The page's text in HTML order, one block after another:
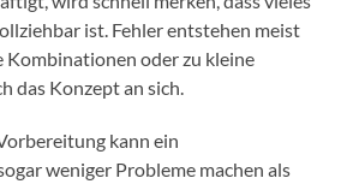
ist. Fehler entstehen meist
Kombinationen oder zu kleine
das Konzept an sich.
kann ein
weniger Probleme machen als